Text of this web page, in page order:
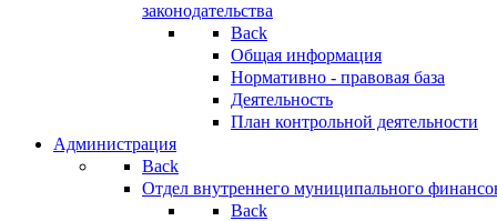
законодательства
Back
Общая информация
Нормативно - правовая база
Деятельность
План контрольной деятельности
Администрация
Back
Отдел внутреннего муниципального
Back